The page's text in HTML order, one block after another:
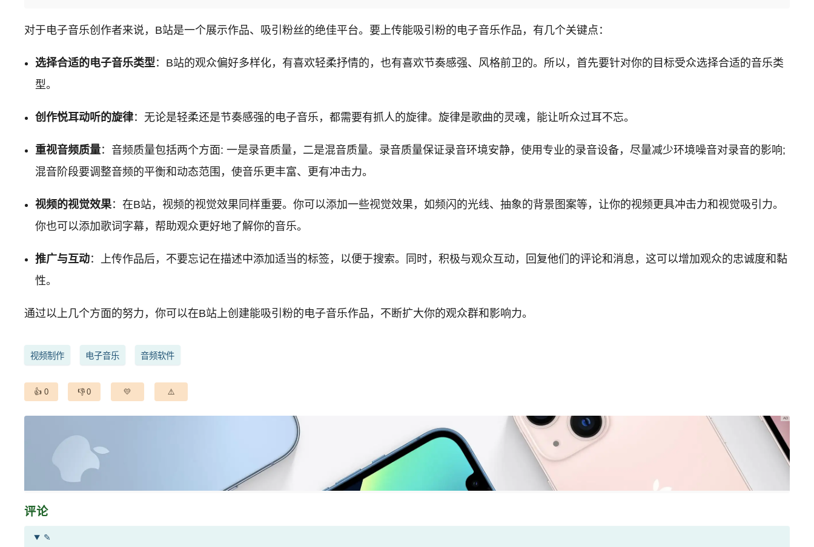
对于电子音乐创作者来说，B站是一个展示作品、吸引粉丝的绝佳平台。要上传能吸引粉的电子音乐作品，有几个关键点：
选择合适的电子音乐类型 ：B站的观众偏好多样化，有喜欢轻柔抒情的，也有喜欢节奏感强、风格前卫的。所以，首先要针对你的目标受众选择合适的音乐类
型。
创作悦耳动听的旋律：无论是轻柔还是节奏感强的电子音乐，都需要有抓人的旋律。旋律是歌曲的灵魂，能让听众过耳不忘。
重视音频质量：音频质量包括两个方面: 一是录音质量，二是混音质量。录音质量保证录音环境安静，使用专业的录音设备，尽量减少环境噪音对录音的影响;
混音阶段要调整音频的平衡和动态范围，使音乐更丰富、更有冲击力。
视频的视觉效果：在B站，视频的视觉效果同样重要。你可以添加一些视觉效果，如频闪的光线、抽象的背景图案等，让你的视频更具冲击力和视觉吸引力。
你也可以添加歌词字幕，帮助观众更好地了解你的音乐。
推广与互动：上传作品后，不要忘记在描述中添加适当的标签，以便于搜索。同时，积极与观众互动，回复他们的评论和消息，这可以增加观众的忠诚度和黏
性。
通过以上几个方面的努力，你可以在B站上创建能吸引粉的电子音乐作品，不断扩大你的观众群和影响力。
视频制作 电子音乐 音频软件
0 0
评论
✎